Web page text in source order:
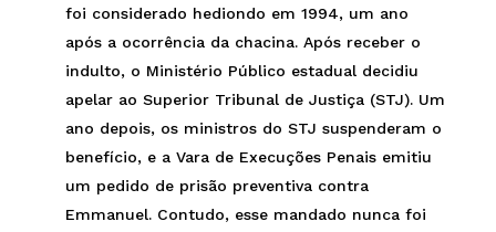
foi considerado hediondo em 1994, um ano
após a ocorrência da chacina. Após receber o
indulto, o Ministério Público estadual decidiu
apelar ao Superior Tribunal de Justiça (STJ). Um
ano depois, os ministros do STJ suspenderam o
benefício, e a Vara de Execuções Penais emitiu
um pedido de prisão preventiva contra
Emmanuel. Contudo, esse mandado nunca foi